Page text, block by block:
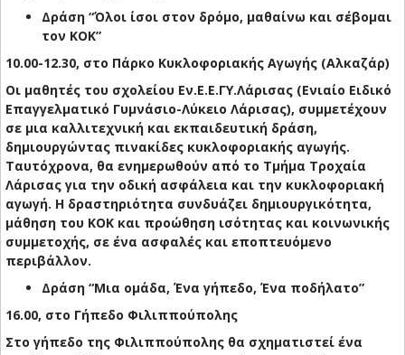
Δράση “Όλοι ίσοι στον δρόμο, μαθαίνω και σέβομαι
τον ΚΟΚ”
10.00-12.30, στο Πάρκο Κυκλοφοριακής Αγωγής (Αλκαζάρ)
Οι μαθητές του σχολείου Εν.Ε.Ε.ΓΥ.Λάρισας (Ενιαίο Ειδικό
Επαγγελματικό Γυμνάσιο-Λύκειο Λάρισας), συμμετέχουν
σε μια καλλιτεχνική και εκπαιδευτική δράση,
δημιουργώντας πινακίδες κυκλοφοριακής αγωγής.
Ταυτόχρονα, θα ενημερωθούν από το Τμήμα Τροχαία
Λάρισας για την οδική ασφάλεια και την κυκλοφοριακή
αγωγή. Η δραστηριότητα συνδυάζει δημιουργικότητα,
μάθηση του ΚΟΚ και προώθηση ισότητας και κοινωνικής
συμμετοχής, σε ένα ασφαλές και εποπτευόμενο
περιβάλλον.
Δράση “Μια ομάδα, Ένα γήπεδο, Ένα ποδήλατο”
16.00, στο Γήπεδο Φιλιππούπολης
Στο γήπεδο της Φιλιππούπολης θα σχηματιστεί ένα